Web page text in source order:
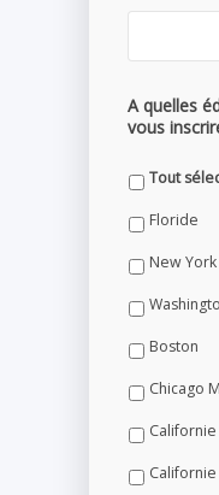
A quelles
vous
Tout
Floride
New York
Boston
Chicago
Californie